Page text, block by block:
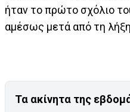
ήταν το πρώτο σχόλιο
αμέσως μετά από τη
Τα ακίνητα της